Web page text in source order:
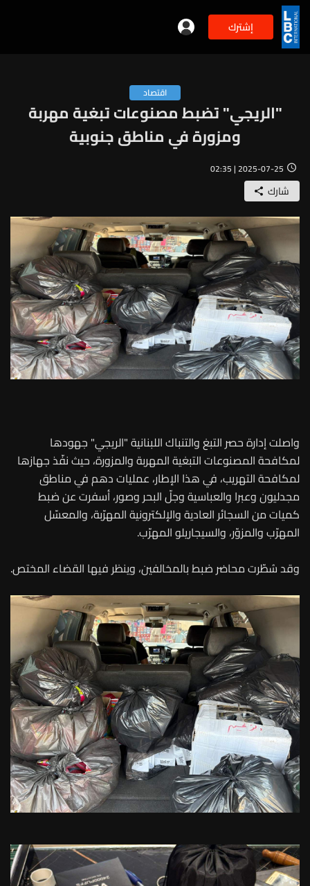
إشترك
اقتصاد
"الريجي" تضبط مصنوعات تبغية مهربة
ومزورة في مناطق جنوبية
2025-07-25 | 02:35
شارك
واصلت إدارة حصر التبغ والتنباك اللبنانية "الريجي" جهودها
لمكافحة المصنوعات التبغية المهربة والمزورة، حيث نفّذ جهازها
لمكافحة التهريب، في هذا الإطار، عمليات دهم في مناطق
مجدليون وعبرا والعباسية وجلّ البحر وصور، أسفرت عن ضبط
كميات من السجائر العادية والإلكترونية المهرّبة، والمعسّل
المهرّب والمزوّر، والسيجاريلو المهرّب.
وقد سُطّرت محاضر ضبط بالمخالفين، وينظر فيها القضاء المختص.